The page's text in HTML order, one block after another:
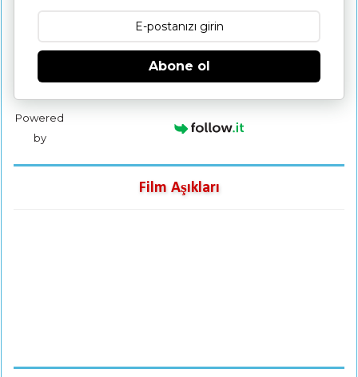
Abone ol
Powered
by
Film Aşıkları